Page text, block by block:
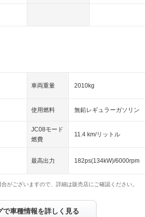
車両重量 2010kg
使用燃料 無鉛レギュラーガソリン
JC08モード
燃費
11.4 km/リットル
最高出力 182ps(134kW)/6000rpm
がございますので、詳細は販売店にご確認ください。
で車種情報を詳しく見る